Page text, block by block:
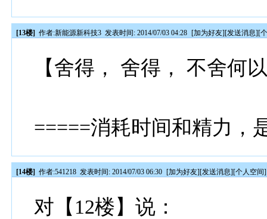
[13楼] 作者:新能源新科技3 发表时间: 2014/07/03 04:28 [加为好友][发送消息][
【舍得， 舍得， 不舍何
=====消耗时间和精力，
[14楼] 作者:541218 发表时间: 2014/07/03 06:30 [加为好友][发送消息][个人空间]
对【12楼】说：